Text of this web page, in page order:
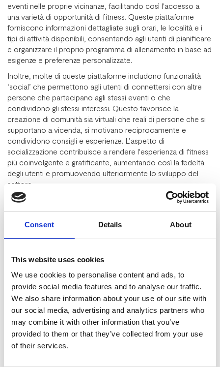
Consent Details About
This website uses cookies
We use cookies to personalise content and ads, to
provide social media features and to analyse our traffic.
We also share information about your use of our site with
our social media, advertising and analytics partners who
may combine it with other information that you’ve
provided to them or that they’ve collected from your use
of their services.
eventi nelle proprie vicinanze, facilitando così l'accesso a
una varietà di opportunità di fitness. Queste piattaforme
forniscono informazioni dettagliate sugli orari, le località e i
tipi di attività disponibili, consentendo agli utenti di pianificare
e organizzare il proprio programma di allenamento in base ad
esigenze e preferenze personalizzate.
Inoltre, molte di queste piattaforme includono funzionalità
‘social’ che permettono agli utenti di connettersi con altre
persone che partecipano agli stessi eventi o che
condividono gli stessi interessi. Questo favorisce la
creazione di comunità sia virtuali che reali di persone che si
supportano a vicenda, si motivano reciprocamente e
condividono consigli e esperienze. L’aspetto di
socializzazione contribuisce a rendere l'esperienza di fitness
più coinvolgente e gratificante, aumentando così la fedeltà
degli utenti e promuovendo ulteriormente lo sviluppo del
settore.
5. Crescita dell'E-commerce nel Settore del Fitness
anche alimentato l'espansione dell'e-commerce. E’ sempre
più facile infatti acquistare attrezzature per l'allenamento,
online, spesso a prezzi competitivi e con la comodità della
prodotti fitness a una vasta gamma di consumatori,
contribuendo ulteriormente alla crescita economica del
settore.
6. Miglioramento dell'Esperienza del Cliente
Infine, le soluzioni digitali stanno migliorando
complessivamente l'esperienza del cliente nel settore del